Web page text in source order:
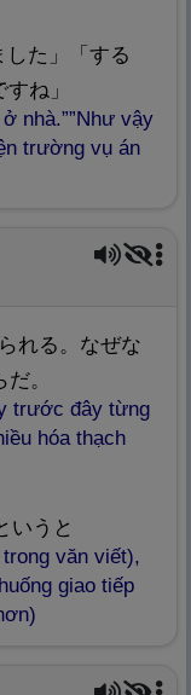
した」「する
ね」
nhà.””Như vậy
trường vụ án
れる。なぜな
。
trước đây từng
hóa thạch
いうと
văn viết),
giao tiếp